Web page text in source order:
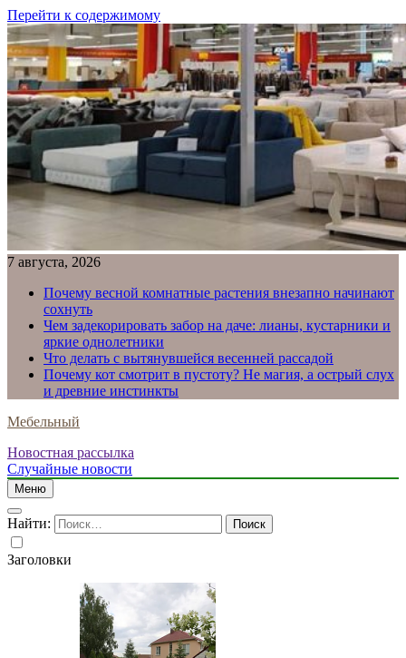
Перейти к содержимому
7 августа, 2026
Почему весной комнатные растения внезапно начинают
сохнуть
Чем задекорировать забор на даче: лианы, кустарники и
яркие однолетники
Что делать с вытянувшейся весенней рассадой
Почему кот смотрит в пустоту? Не магия, а острый слух
и древние инстинкты
Мебельный
Новостная рассылка
Случайные новости
Меню
Найти:
Заголовки